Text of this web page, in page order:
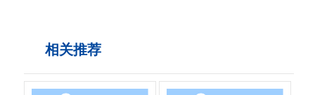
相关推荐